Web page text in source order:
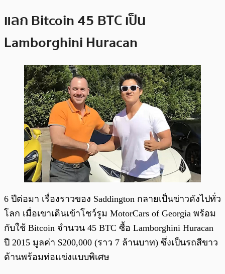
แลก Bitcoin 45 BTC เป็น
Lamborghini Huracan
6 ปีต่อมา เรื่องราวของ Saddington กลายเป็นข่าวดังไปทั่ว
โลก เมื่อเขาเดินเข้าโชว์รูม MotorCars of Georgia พร้อม
กับใช้ Bitcoin จำนวน 45 BTC ซื้อ Lamborghini Huracan
ปี 2015 มูลค่า $200,000 (ราว 7 ล้านบาท) ซึ่งเป็นรถสีขาว
ด้านพร้อมท่อแข่งแบบพิเศษ